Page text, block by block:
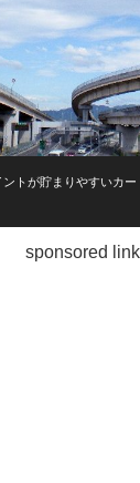
ントが貯まりやすいカー
sponsored link